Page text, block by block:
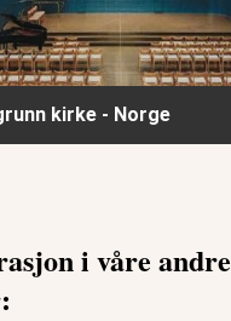
kirke - Norge
i våre andre